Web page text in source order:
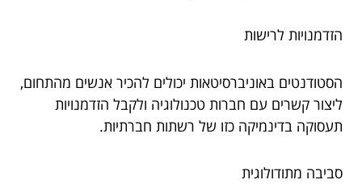
הזדמנויות לרישות
הסטודנטים באוניברסיטאות יכולים להכיר אנשים מהתחום,
ליצור קשרים עם חברות טכנולוגיה ולקבל הזדמנויות
תעסוקה בדינמיקה כזו של רשתות חברתיות.
סביבה מתודולוגית